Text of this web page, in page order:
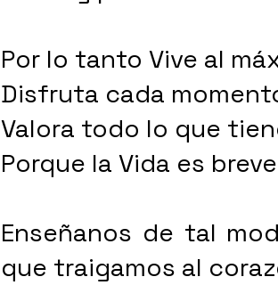
Por lo tanto Vive al
Disfruta cada
Valora todo lo que
Porque la Vida es
Enseñanos de tal
que traigamos al